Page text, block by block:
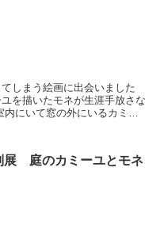
しまう絵画に出会いました
を描いたモネが生涯手放さな
にいて窓の外にいるカミー
展 庭のカミーユとモネ